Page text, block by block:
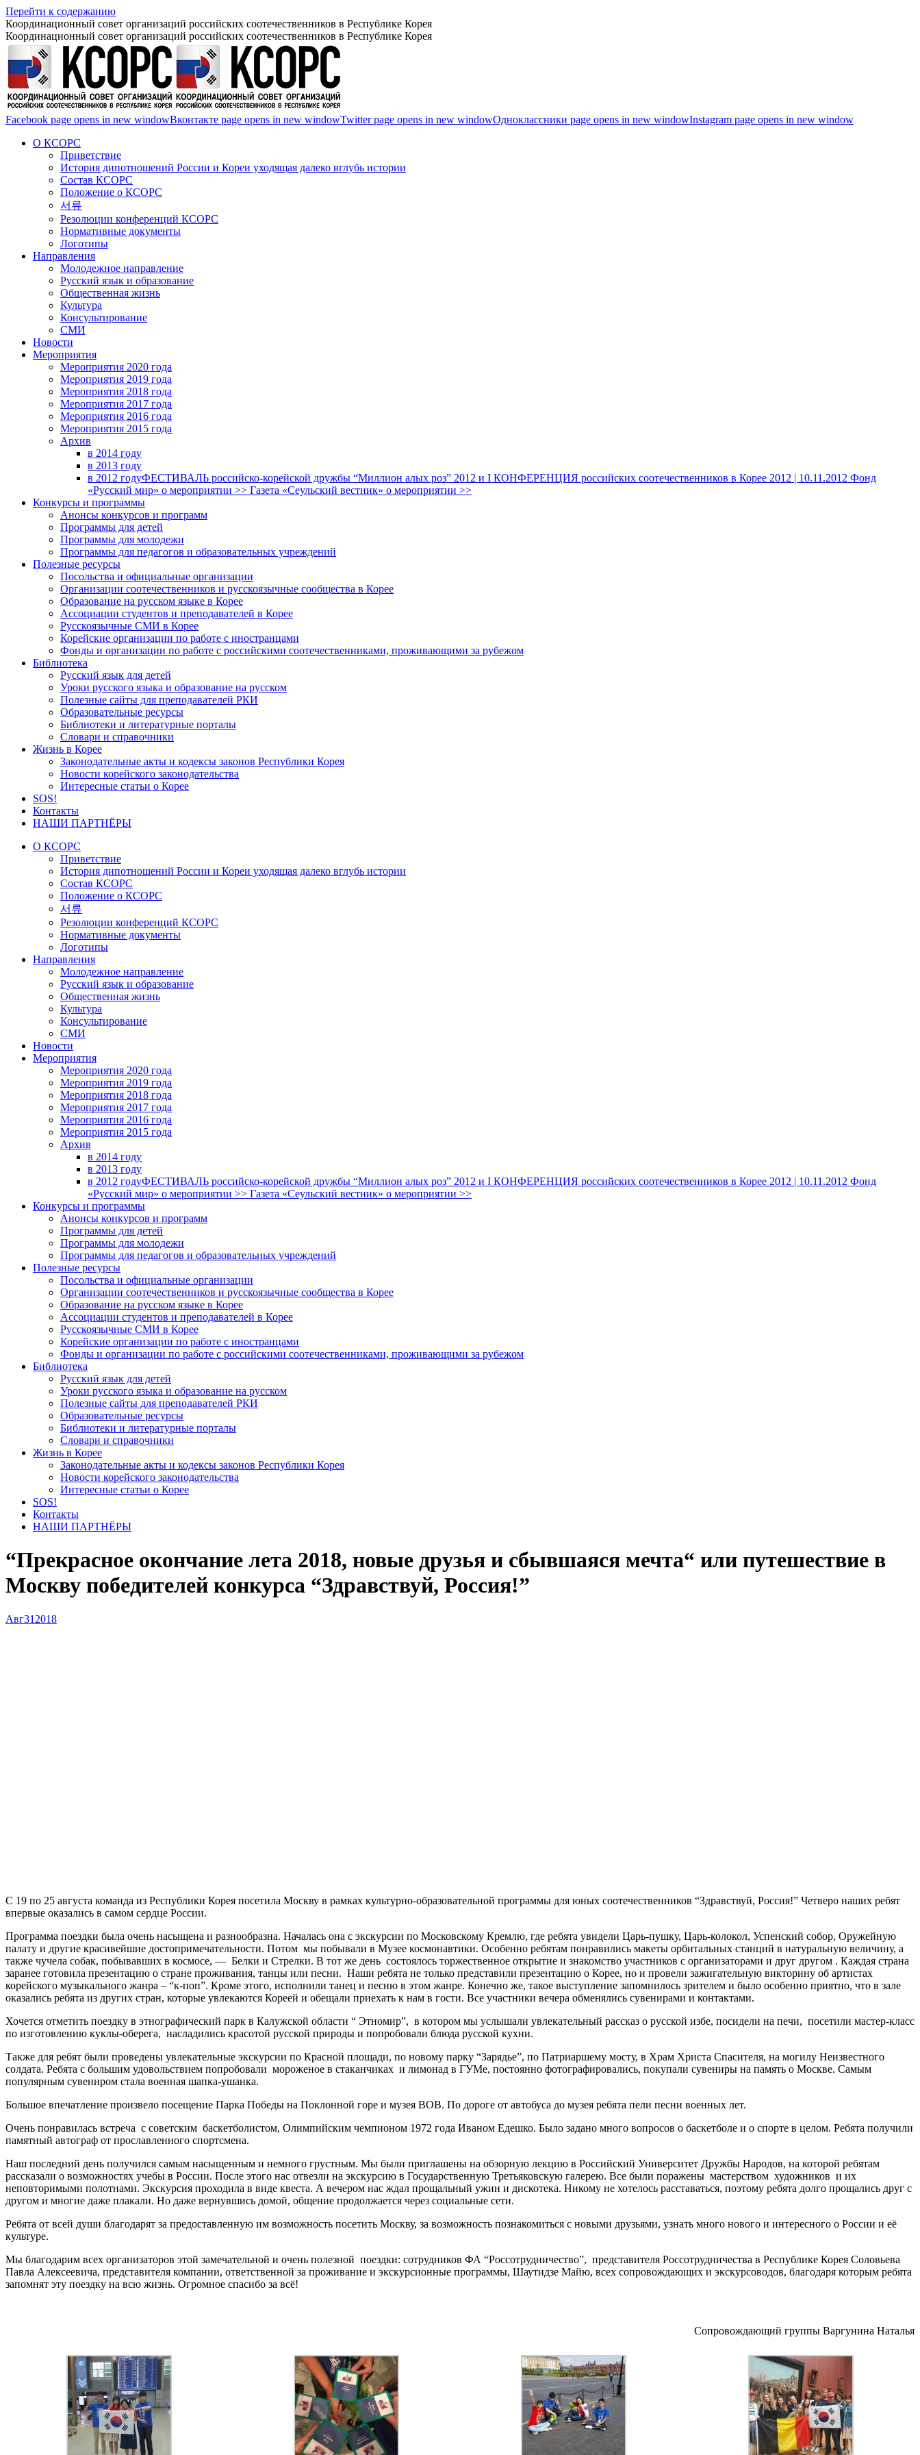
Перейти к содержанию
Координационный совет организаций российских соотечественников в Республике Корея
Координационный совет организаций российских соотечественников в Республике Корея
Facebook page opens in new windowВконтакте page opens in new windowTwitter page opens in new windowОдноклассники page opens in new windowInstagram page opens in new window
О КСОРС
Приветствие
История дипотношений России и Кореи уходящая далеко вглубь истории
Состав КСОРС
Положение о КСОРС
서류
Резолюции конференций КСОРС
Нормативные документы
Логотипы
Направления
Молодежное направление
Русский язык и образование
Общественная жизнь
Культура
Консультирование
СМИ
Новости
Мероприятия
Мероприятия 2020 года
Мероприятия 2019 года
Мероприятия 2018 годa
Мероприятия 2017 года
Мероприятия 2016 года
Мероприятия 2015 года
Архив
в 2014 году
в 2013 году
в 2012 годуФЕСТИВАЛЬ российско-корейской дружбы “Миллион алых роз” 2012 и I КОНФЕРЕНЦИЯ российских соотечественников в Корее 2012 | 10.11.2012 Фонд
«Русский мир» о мероприятии >> Газета «Сеульский вестник» о мероприятии >>
Конкурсы и программы
Анонсы конкурсов и программ
Программы для детей
Программы для молодежи
Программы для педагогов и образовательных учреждений
Полезные ресурсы
Посольства и официальные организации
Организации соотечественников и русскоязычные сообщества в Корее
Образование на русском языке в Корее
Ассоциации студентов и преподавателей в Корее
Русскоязычные СМИ в Корее
Корейские организации по работе с иностранцами
Фонды и организации по работе с российскими соотечественниками, проживающими за рубежом
Библиотека
Русский язык для детей
Уроки русского языка и образование на русском
Полезные сайты для преподавателей РКИ
Образовательные ресурсы
Библиотеки и литературные порталы
Словари и справочники
Жизнь в Корее
Законодательные акты и кодексы законов Республики Корея
Новости корейского законодательства
Интересные статьи о Корее
SOS!
Контакты
НАШИ ПАРТНЁРЫ
О КСОРС
Приветствие
История дипотношений России и Кореи уходящая далеко вглубь истории
Состав КСОРС
Положение о КСОРС
서류
Резолюции конференций КСОРС
Нормативные документы
Логотипы
Направления
Молодежное направление
Русский язык и образование
Общественная жизнь
Культура
Консультирование
СМИ
Новости
Мероприятия
Мероприятия 2020 года
Мероприятия 2019 года
Мероприятия 2018 годa
Мероприятия 2017 года
Мероприятия 2016 года
Мероприятия 2015 года
Архив
в 2014 году
в 2013 году
в 2012 годуФЕСТИВАЛЬ российско-корейской дружбы “Миллион алых роз” 2012 и I КОНФЕРЕНЦИЯ российских соотечественников в Корее 2012 | 10.11.2012 Фонд
«Русский мир» о мероприятии >> Газета «Сеульский вестник» о мероприятии >>
Конкурсы и программы
Анонсы конкурсов и программ
Программы для детей
Программы для молодежи
Программы для педагогов и образовательных учреждений
Полезные ресурсы
Посольства и официальные организации
Организации соотечественников и русскоязычные сообщества в Корее
Образование на русском языке в Корее
Ассоциации студентов и преподавателей в Корее
Русскоязычные СМИ в Корее
Корейские организации по работе с иностранцами
Фонды и организации по работе с российскими соотечественниками, проживающими за рубежом
Библиотека
Русский язык для детей
Уроки русского языка и образование на русском
Полезные сайты для преподавателей РКИ
Образовательные ресурсы
Библиотеки и литературные порталы
Словари и справочники
Жизнь в Корее
Законодательные акты и кодексы законов Республики Корея
Новости корейского законодательства
Интересные статьи о Корее
SOS!
Контакты
НАШИ ПАРТНЁРЫ
“Прекрасное окончание лета 2018, новые друзья и сбывшаяся мечта“ или путешествие в
Москву победителей конкурса “Здравствуй, Россия!”
Авг31 2018
C 19 по 25 августа команда из Республики Корея посетила Москву в рамках культурно-образовательной программы для юных соотечественников “Здравствуй, Россия!” Четверо наших ребят
впервые оказались в самом сердце России.
Программа поездки была очень насыщена и разнообразна. Началась она с экскурсии по Московскому Кремлю, где ребята увидели Царь-пушку, Царь-колокол, Успенский собор, Оружейную
палату и другие красивейшие достопримечательности. Потом мы побывали в Музее космонавтики. Особенно ребятам понравились макеты орбитальных станций в натуральную величину, а
также чучела собак, побывавших в космосе, — Белки и Стрелки. В тот же день состоялось торжественное открытие и знакомство участников с организаторами и друг другом . Каждая страна
заранее готовила презентацию о стране проживания, танцы или песни. Наши ребята не только представили презентацию о Корее, но и провели зажигательную викторину об артистах
корейского музыкального жанра – “к-поп”. Кроме этого, исполнили танец и песню в этом жанре. Конечно же, такое выступление запомнилось зрителем и было особенно приятно, что в зале
оказались ребята из других стран, которые увлекаются Кореей и обещали приехать к нам в гости. Все участники вечера обменялись сувенирами и контактами.
Хочется отметить поездку в этнографический парк в Калужской области “ Этномир”, в котором мы услышали увлекательный рассказ о русской избе, посидели на печи, посетили мастер-класс
по изготовлению куклы-оберега, насладились красотой русской природы и попробовали блюда русской кухни.
Также для ребят были проведены увлекательные экскурсии по Красной площади, по новому парку “Зарядье”, по Патриаршему мосту, в Храм Христа Спасителя, на могилу Неизвестного
солдата. Ребята с большим удовольствием попробовали мороженое в стаканчиках и лимонад в ГУМе, постоянно фотографировались, покупали сувениры на память о Москве. Самым
популярным сувениром стала военная шапка-ушанка.
Большое впечатление произвело посещение Парка Победы на Поклонной горе и музея ВОВ. По дороге от автобуса до музея ребята пели песни военных лет.
Очень понравилась встреча с советским баскетболистом, Олимпийским чемпионом 1972 года Иваном Едешко. Было задано много вопросов о баскетболе и о спорте в целом. Ребята получили
памятный автограф от прославленного спортсмена.
Наш последний день получился самым насыщенным и немного грустным. Мы были приглашены на обзорную лекцию в Российский Университет Дружбы Народов, на которой ребятам
рассказали о возможностях учебы в России. После этого нас отвезли на экскурсию в Государственную Третьяковскую галерею. Все были поражены мастерством художников и их
неповторимыми полотнами. Экскурсия проходила в виде квеста. А вечером нас ждал прощальный ужин и дискотека. Никому не хотелось расставаться, поэтому ребята долго прощались друг с
другом и многие даже плакали. Но даже вернувшись домой, общение продолжается через социальные сети.
Ребята от всей души благодарят за предоставленную им возможность посетить Москву, за возможность познакомиться с новыми друзьями, узнать много нового и интересного о России и её
культуре.
Мы благодарим всех организаторов этой замечательной и очень полезной поездки: сотрудников ФА “Россотрудничество”, представителя Россотрудничества в Республике Корея Соловьева
Павла Алексеевича, представителя компании, ответственной за проживание и экскурсионные программы, Шаутидзе Майю, всех сопровождающих и экскурсоводов, благодаря которым ребята
запомнят эту поездку на всю жизнь. Огромное спасибо за всё!
Сопровождающий группы Варгунина Наталья